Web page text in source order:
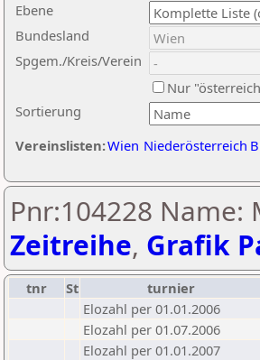
Ebene
Sortierung
Bundesland
Spgem./Kreis/Verein
Nur
Vereinslisten:Wien Niederösterreich
Pnr:104228 Name:
Zeitreihe, Grafik
tnr St turnier
Elozahl per 01.01.2006
Elozahl per 01.07.2006
Elozahl per 01.01.2007